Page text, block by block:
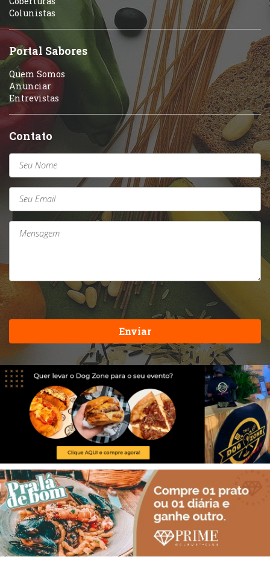
Colunistas
Portal Sabores
Quem Somos
Anunciar
Entrevistas
Contato
Enviar